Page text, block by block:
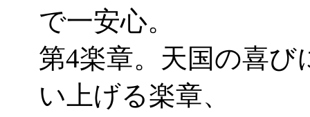
で一安心。
第4楽章。天国の喜
い上げる楽章、